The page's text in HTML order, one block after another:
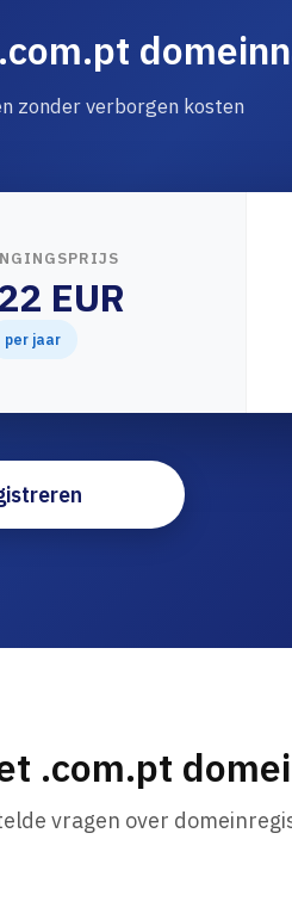
zonder verborgen kosten
EUR
per jaar
.com.pt
vragen over